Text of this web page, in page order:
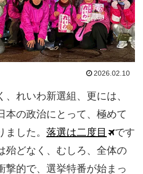
2026.02.10
、れいわ新選組、更には、
本の政治にとって、極めて
ました。 落選は二度目
です
殆どなく、むしろ、全体の
撃的で、選挙特番が始まっ